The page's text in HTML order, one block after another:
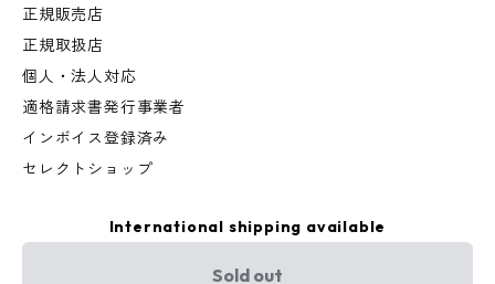
正規販売店
正規取扱店
個人・法人対応
適格請求書発行事業者
インボイス登録済み
セレクトショップ
International shipping available
Sold out